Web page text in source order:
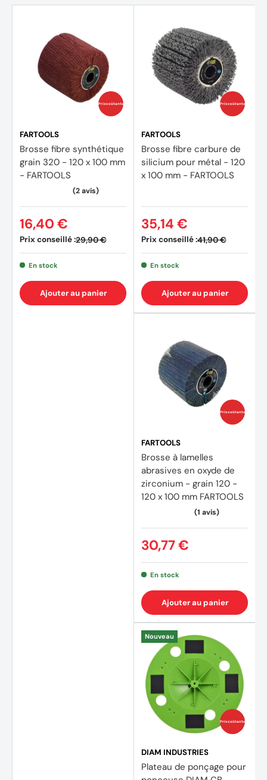
Prix coûtants
FARTOOLS
Brosse fibre synthétique
grain 320 - 120 x 100 mm
- FARTOOLS
Prix conseillé :29,90 €
16,40 €
En stock
Ajouter au panier
Prix coûtants
FARTOOLS
Brosse fibre carbure de
silicium pour métal - 120
x 100 mm - FARTOOLS
Prix conseillé :41,90 €
35,14 €
En stock
Ajouter au panier
Prix coûtants
FARTOOLS
Brosse à lamelles
abrasives en oxyde de
zirconium - grain 120 -
120 x 100 mm FARTOOLS
30,77 €
En stock
Ajouter au panier
Prix coûtants
Nouveau
DIAM INDUSTRIES
Plateau de ponçage pour